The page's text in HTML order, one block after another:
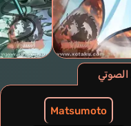
Matsumoto